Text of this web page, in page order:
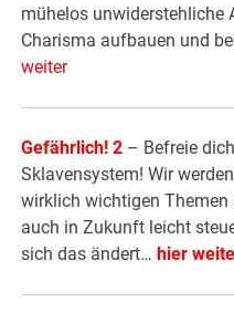
mühelos unwiderstehliche
Charisma aufbauen und
weiter
Gefährlich! 2 – Befreie
Sklavensystem! Wir
wirklich wichtigen
auch in Zukunft leicht
sich das ändert… hier